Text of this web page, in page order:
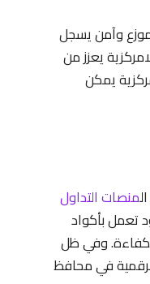
موزع وآمن يسجل
يعزز من
يمكن
منصات التداول
تعمل بأكواد
وفي ظل
في محافظ